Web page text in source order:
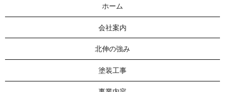
ホーム
会社案内
北伸の強み
塗装工事